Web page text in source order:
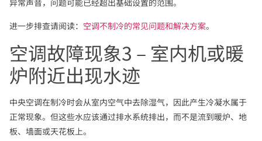
异常声音，问题可能已经超出基础设置的范围。
进一步排查请阅读： 空调不制冷的常见问题和解决方案。
空调故障现象3 – 室内机或暖
炉附近出现水迹
中央空调在制冷时会从室内空气中去除湿气，因此产生冷凝水属于
正常现象。但这些水应该通过排水系统排出，而不是流到暖炉、地
板、墙面或天花板上。